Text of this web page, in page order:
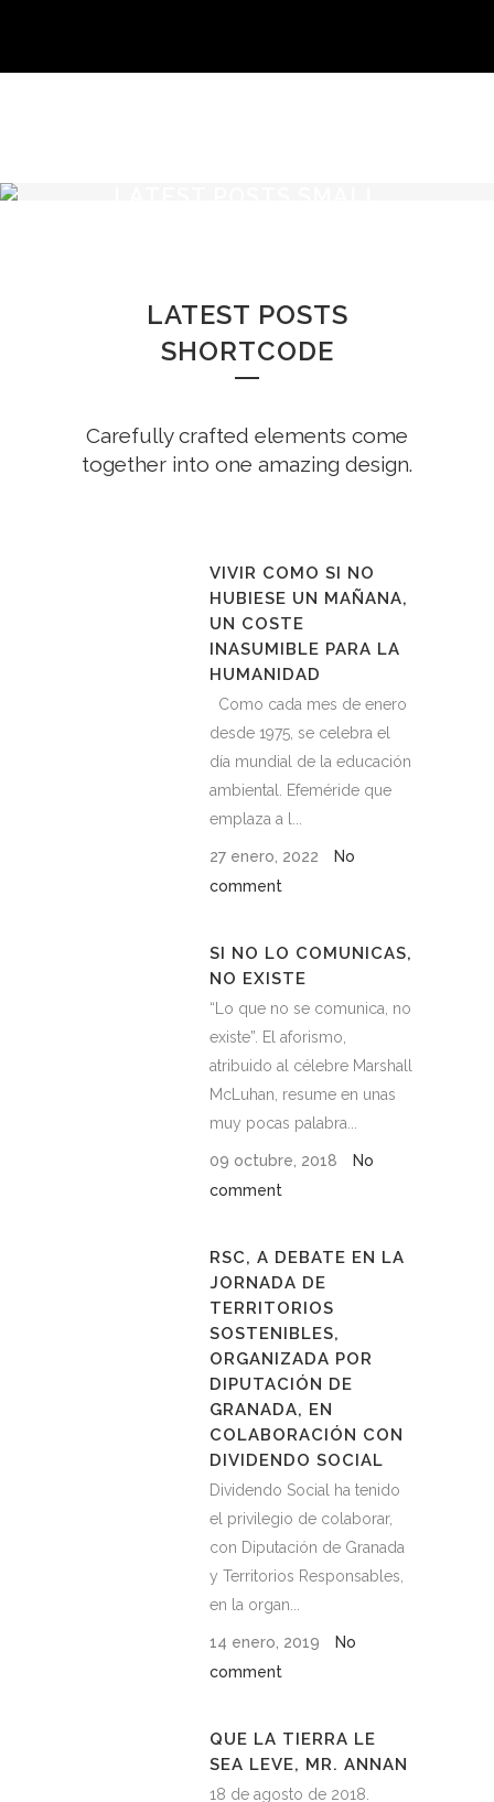
LATEST POSTS
SHORTCODE
Carefully crafted elements come
together into one amazing design.
VIVIR COMO SI NO
HUBIESE UN MAÑANA,
UN COSTE
INASUMIBLE PARA LA
HUMANIDAD
Como cada mes de enero
desde 1975, se celebra el
día mundial de la educación
ambiental. Efeméride que
emplaza a l...
27 enero, 2022
No
comment
SI NO LO COMUNICAS,
NO EXISTE
“Lo que no se comunica, no
existe”. El aforismo,
atribuido al célebre Marshall
McLuhan, resume en unas
muy pocas palabra...
09 octubre, 2018
No
comment
RSC, A DEBATE EN LA
JORNADA DE
TERRITORIOS
SOSTENIBLES,
ORGANIZADA POR
DIPUTACIÓN DE
GRANADA, EN
COLABORACIÓN CON
DIVIDENDO SOCIAL
Dividendo Social ha tenido
el privilegio de colaborar,
con Diputación de Granada
y Territorios Responsables,
en la organ...
14 enero, 2019
No
comment
QUE LA TIERRA LE
SEA LEVE, MR. ANNAN
18 de agosto de 2018.